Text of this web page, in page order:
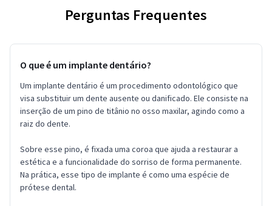
Perguntas Frequentes
O que é um implante dentário?
Um implante dentário é um procedimento odontológico que
visa substituir um dente ausente ou danificado. Ele consiste na
inserção de um pino de titânio no osso maxilar, agindo como a
raiz do dente.
Sobre esse pino, é fixada uma coroa que ajuda a restaurar a
estética e a funcionalidade do sorriso de forma permanente.
Na prática, esse tipo de implante é como uma espécie de
prótese dental.